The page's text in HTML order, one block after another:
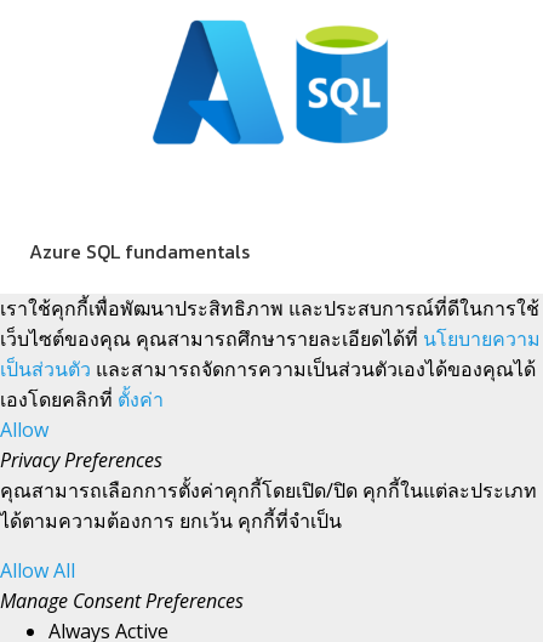
Azure SQL fundamentals
เราใช้คุกกี้เพื่อพัฒนาประสิทธิภาพ และประสบการณ์ที่ดีในการใช้
เว็บไซต์ของคุณ คุณสามารถศึกษารายละเอียดได้ที่ นโยบายความ
เป็นส่วนตัว และสามารถจัดการความเป็นส่วนตัวเองได้ของคุณได้
เองโดยคลิกที่ ตั้งค่า
Allow
Privacy Preferences
คุณสามารถเลือกการตั้งค่าคุกกี้โดยเปิด/ปิด คุกกี้ในแต่ละประเภท
ได้ตามความต้องการ ยกเว้น คุกกี้ที่จำเป็น
Allow All
Manage Consent Preferences
Always Active